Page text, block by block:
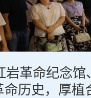
岩革命纪念
历史，厚植